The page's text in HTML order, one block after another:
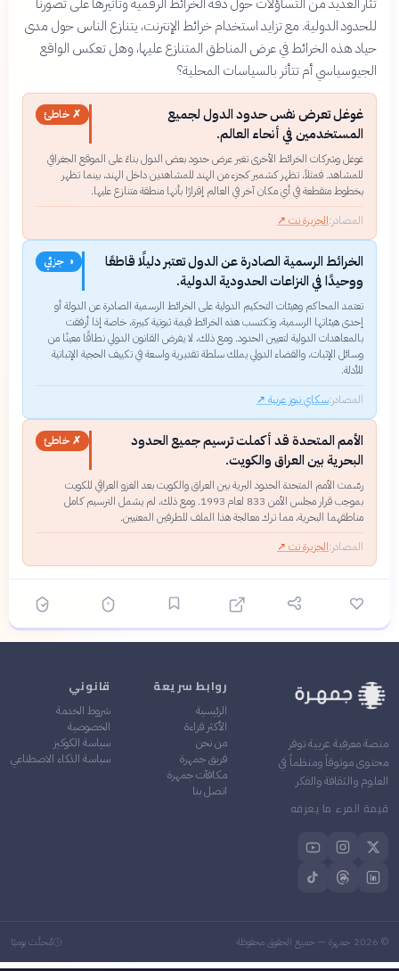
للحدود الدولية. مع تزايد استخدام خرائط الإنترنت، يتنازع الناس حول مدى
حياد هذه الخرائط في عرض المناطق المتنازع عليها، وهل تعكس الواقع
الجيوسياسي أم تتأثر بالسياسات المحلية؟
غوغل تعرض نفس حدود الدول لجميع
المستخدمين في أنحاء العالم.
✗ خاطئ
غوغل وشركات الخرائط الأخرى تغير عرض حدود بعض الدول بناءً على الموقع الجغرافي
للمشاهد. فمثلاً، تظهر كشمير كجزء من الهند للمشاهدين داخل الهند، بينما تظهر
بخطوط متقطعة في أي مكان آخر في العالم إقرارًا بأنها منطقة متنازع عليها.
المصادر:الجزيرة نت ↗
الخرائط الرسمية الصادرة عن الدول تعتبر دليلًا قاطعًا
ووحيدًا في النزاعات الحدودية الدولية.
◑ جزئي
تعتمد المحاكم وهيئات التحكيم الدولية على الخرائط الرسمية الصادرة عن الدولة أو
إحدى هيئاتها الرسمية، وتكتسب هذه الخرائط قيمة ثبوتية كبيرة، خاصة إذا أرفقت
بالمعاهدات الدولية لتعيين الحدود. ومع ذلك، لا يفرض القانون الدولي نطاقًا معينًا من
وسائل الإثبات، والقضاء الدولي يملك سلطة تقديرية واسعة في تكييف الحجية الإثباتية
للأدلة.
المصادر:سكاي نيوز عربية ↗
الأمم المتحدة قد أكملت ترسيم جميع الحدود
البحرية بين العراق والكويت.
✗ خاطئ
رسّمت الأمم المتحدة الحدود البرية بين العراق والكويت بعد الغزو العراقي للكويت
بموجب قرار مجلس الأمن 833 لعام 1993. ومع ذلك، لم يشمل الترسيم كامل
مناطقهما البحرية، مما ترك معالجة هذا الملف للطرفين المعنيين.
المصادر:الجزيرة نت ↗
منصة معرفية عربية توفر
محتوى موثوقاً ومنظماً في
العلوم والثقافة والفكر
قيمة المرء ما يعرفه
روابط سريعة
الرئيسية
الأكثر قراءة
من نحن
فريق جمهرة
مكافآت جمهرة
اتصل بنا
قانوني
شروط الخدمة
الخصوصية
سياسة الكوكيز
سياسة الذكاء الاصطناعي
©
2026 جمهرة — جميع الحقوق محفوظة مُحدَّث يوميًا